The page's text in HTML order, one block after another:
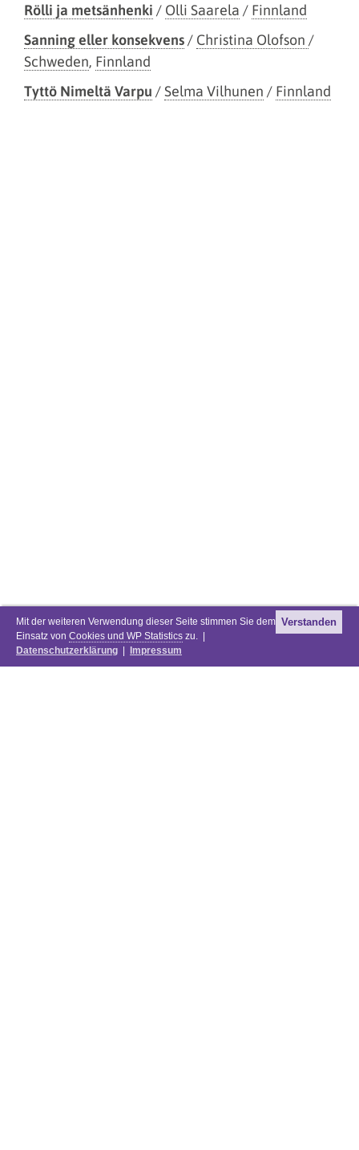
Mit der weiteren Verwendung dieser Seite stimmen Sie dem
Einsatz von Cookies und WP Statistics zu. |
Datenschutzerklärung
Impressum
Verstanden
Rölli ja metsänhenki / Olli Saarela / Finnland
Sanning eller konsekvens/ Christina Olofson /
Schweden, Finnland
Tyttö Nimeltä Varpu /Selma Vilhunen / Finnland